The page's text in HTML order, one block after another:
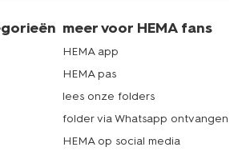
meer voor HEMA fans
HEMA app
HEMA pas
lees onze folders
folder via Whatsapp ontvangen
HEMA op social media